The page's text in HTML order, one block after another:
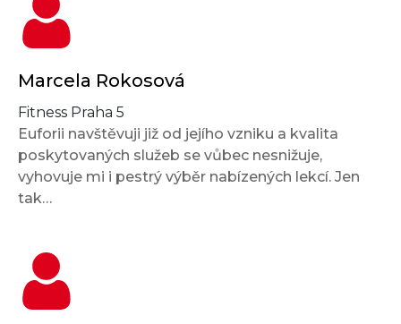
Marcela Rokosová
Fitness Praha 5
Euforii navštěvuji již od jejího vzniku a kvalita
poskytovaných služeb se vůbec nesnižuje,
vyhovuje mi i pestrý výběr nabízených lekcí. Jen
tak…